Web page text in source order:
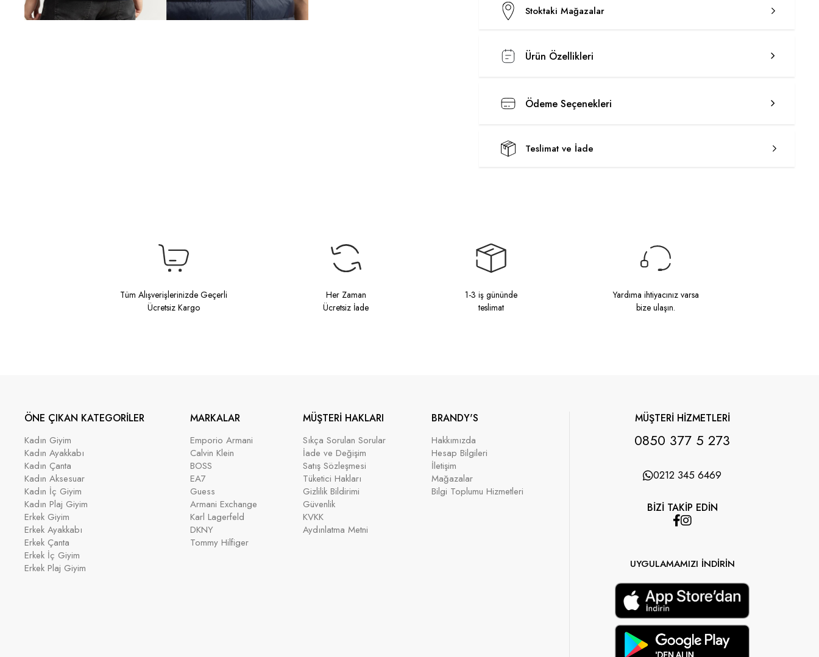
Stoktaki Mağazalar
Ürün Özellikleri
Ödeme Seçenekleri
Teslimat ve İade
Tüm Alışverişlerinizde Geçerli
Ücretsiz Kargo
Her Zaman
Ücretsiz İade
1-3 iş gününde
teslimat
Yardıma ihtiyacınız varsa
bize ulaşın.
ÖNE ÇIKAN KATEGORİLER
Kadın Giyim
Kadın Ayakkabı
Kadın Çanta
Kadın Aksesuar
Kadın İç Giyim
Kadın Plaj Giyim
Erkek Giyim
Erkek Ayakkabı
Erkek Çanta
Erkek İç Giyim
Erkek Plaj Giyim
MARKALAR
Emporio Armani
Calvin Klein
BOSS
EA7
Guess
Armani Exchange
Karl Lagerfeld
DKNY
Tommy Hilfiger
MÜŞTERİ HAKLARI
Sıkça Sorulan Sorular
İade ve Değişim
Satış Sözleşmesi
Tüketici Hakları
Gizlilik Bildirimi
Güvenlik
KVKK
Aydınlatma Metni
BRANDY'S
Hakkımızda
Hesap Bilgileri
İletişim
Mağazalar
Bilgi Toplumu Hizmetleri
MÜŞTERİ HİZMETLERİ
0850 377 5 273
0212 345 6469
BİZİ TAKİP EDİN
UYGULAMAMIZI İNDİRİN